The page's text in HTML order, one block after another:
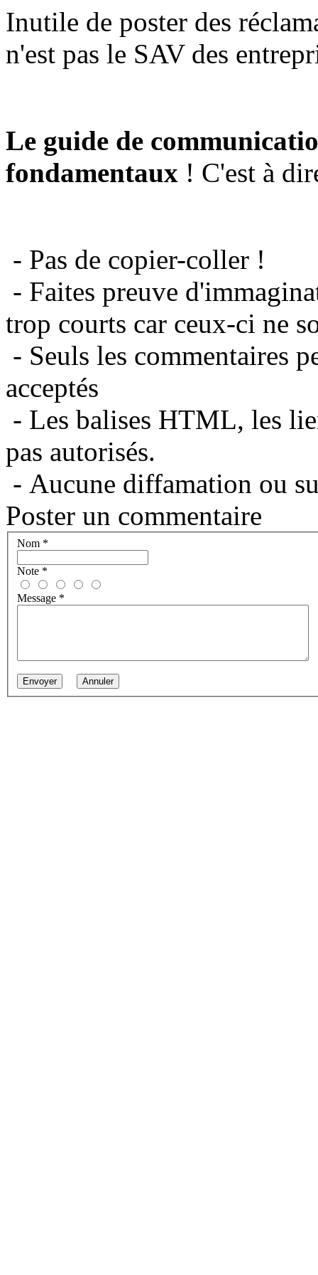
Inutile de poster des
n'est pas le SAV des
Le guide de
fondamentaux ! C'est à
- Pas de copier-coller !
- Faites preuve
trop courts car ceux-ci ne
- Seuls les commentaires
acceptés
- Les balises HTML, les
pas autorisés.
- Aucune diffamation ou
Poster un commentaire
Nom *
Note *
Message *